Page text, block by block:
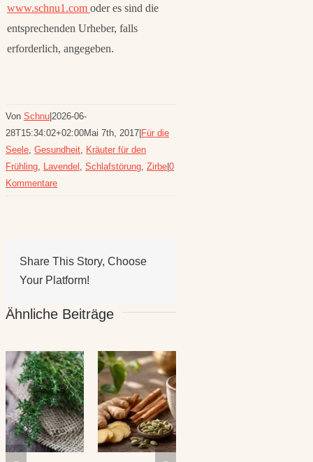
www.schnu1.com oder es sind die
entsprechenden Urheber, falls
erforderlich, angegeben.
Von Schnu 2026-06-
28T15:34:02+02:00Mai 7th, 2017 Für die
Seele, Gesundheit, Kräuter für den
Frühling, Lavendel , Schlafstörung, Zirbe 0
Kommentare
Share This Story, Choose
Your Platform!
Ähnliche Beiträge